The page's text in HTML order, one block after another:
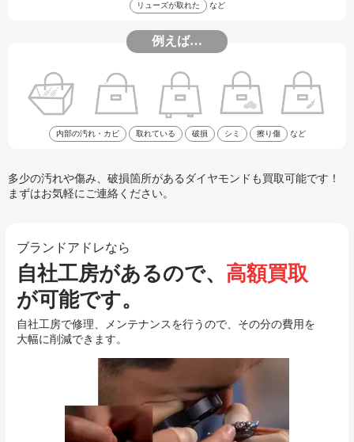
リューズが取れた など
例えば…
内部の汚れ・カビ 取れている 破損 シミ 擦り傷 など
多少の汚れや傷み、破損箇所があるダイヤモンドも買取可能です！
まずはお気軽にご連絡ください。
ブランドアドレなら
自社工房があるので、 高額買取
が可能です。
自社工房で修理、メンテナンスを行うので、その分の費用を
大幅に削減できます。